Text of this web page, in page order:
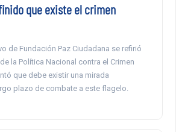
que existe el crimen
de Fundación Paz Ciudadana se refirió
la Política Nacional contra el Crimen
que debe existir una mirada
plazo de combate a este flagelo.